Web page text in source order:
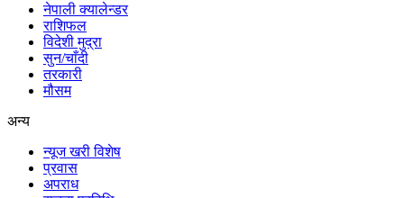
नेपाली क्यालेन्डर
राशिफल
विदेशी मुद्रा
सुन/चाँदी
तरकारी
मौसम
अन्य
न्यूज खरी विशेष
प्रवास
अपराध